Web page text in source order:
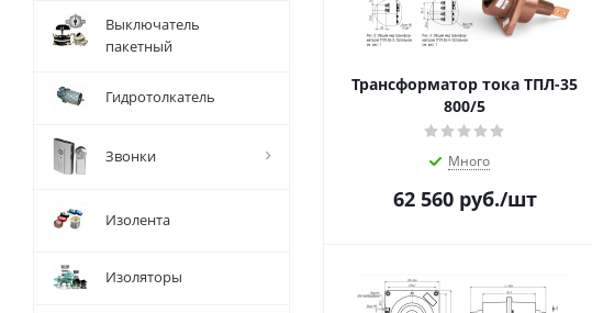
Трансформатор тока ТПЛ-35
800/5
Много
62 560руб./шт
Выключатель
пакетный
Гидротолкатель
Звонки
Изолента
Изоляторы